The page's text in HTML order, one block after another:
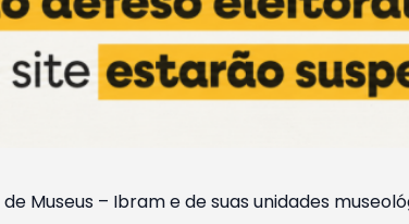
Museus – Ibram e de suas unidades